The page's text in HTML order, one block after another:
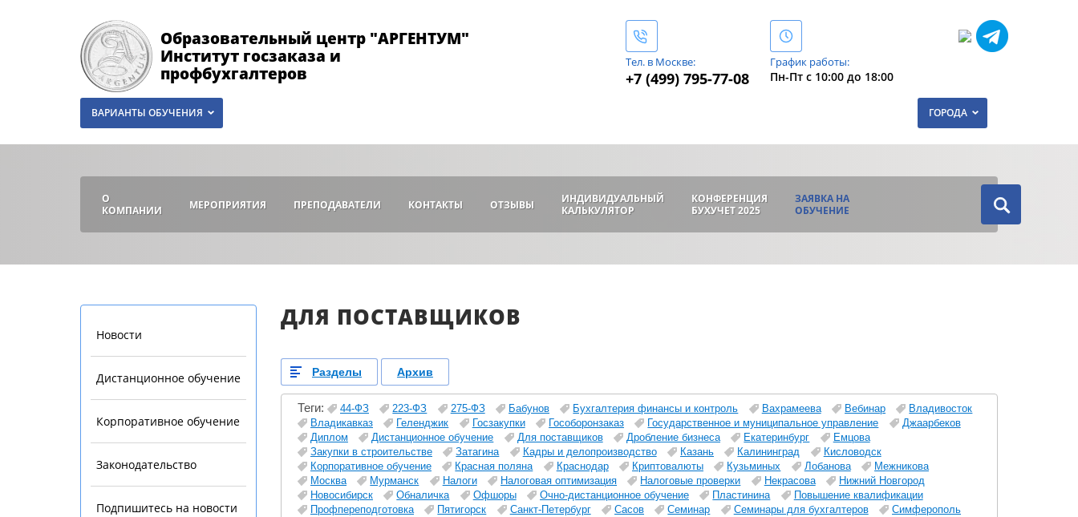
Образовательный центр "АРГЕНТУМ"
Институт госзаказа и
профбухгалтеров
ГОРОДА
ВАРИАНТЫ ОБУЧЕНИЯ
Тел. в Москве:
+7 (499) 795-77-08
График работы:
Пн-Пт с 10:00 до 18:00
О
КОМПАНИИ
МЕРОПРИЯТИЯ ПРЕПОДАВАТЕЛИ КОНТАКТЫ ОТЗЫВЫ
ИНДИВИДУАЛЬНЫЙ
КАЛЬКУЛЯТОР
КОНФЕРЕНЦИЯ
БУХУЧЕТ 2025
ЗАЯВКА НА
ОБУЧЕНИЕ
Новости
Дистанционное обучение
Корпоративное обучение
Законодательство
Подпишитесь на новости
ДЛЯ ПОСТАВЩИКОВ
Разделы Архив
Теги: 44-ФЗ 223-ФЗ 275-ФЗ Бабунов Бухгалтерия финансы и контроль Вахрамеева Вебинар
Владивосток
Владикавказ
Геленджик Госзакупки Гособоронзаказ Государственное и муниципальное управление
Джаарбеков
Диплом
Дистанционное обучение Для поставщиков Дробление бизнеса Екатеринбург
Емцова
Закупки в строительстве
Затагина Кадры и делопроизводство Казань Калининград
Кисловодск
Корпоративное обучение
Красная поляна Краснодар Криптовалюты Кузьминых Лобанова
Межникова
Москва
Мурманск Налоги Налоговая оптимизация Налоговые проверки Некрасова
Нижний Новгород
Новосибирск
Обналичка Офшоры Очно-дистанционное обучение Пластинина
Повышение квалификации
Профпереподготовка
Пятигорск Санкт-Петербург Сасов Семинар Семинары для бухгалтеров
Симферополь